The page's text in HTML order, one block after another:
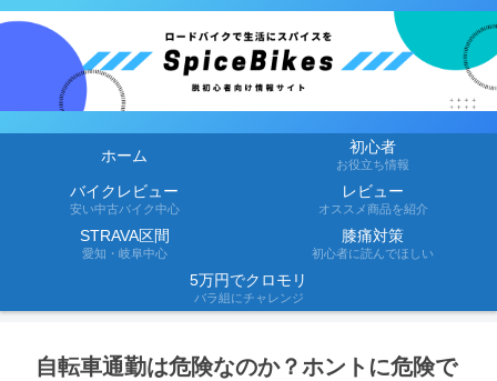
ホーム 初心者
お役立ち情報
バイクレビュー
安い中古バイク中心
レビュー
オススメ商品を紹介
STRAVA区間
愛知・岐阜中心
膝痛対策
初心者に読んでほしい
5万円でクロモリ
バラ組にチャレンジ
自転車通勤は危険なのか？ホントに危険で